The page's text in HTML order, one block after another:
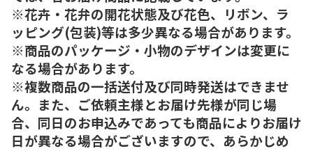
※花卉・花弁の開花状態及び花色、リボン、ラ
ッピング(包装)等は多少異なる場合があります。
※商品のパッケージ・小物のデザインは変更に
なる場合があります。
※複数商品の一括送付及び同時発送はできませ
ん。また、ご依頼主様とお届け先様が同じ場
合、同日のお申込みであっても商品によりお届け
日が異なる場合がございますので、あらかじめ